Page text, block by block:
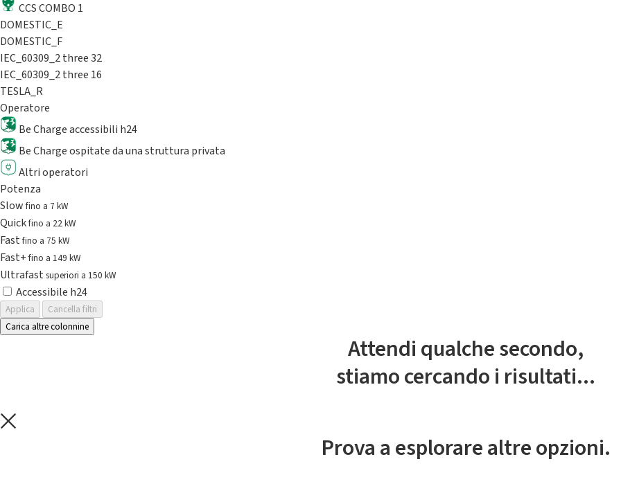
CCS COMBO 1
DOMESTIC_E
DOMESTIC_F
IEC_60309_2 three 32
IEC_60309_2 three 16
TESLA_R
Operatore
Be Charge accessibili h24
Be Charge ospitate da una struttura privata
Altri operatori
Potenza
Slowfino a 7 kW
Quickfino a 22 kW
Fastfino a 75 kW
Fast+fino a 149 kW
Ultrafast superiori a 150 kW
Accessibile h24
Applica
Cancella filtri
Carica altre colonnine
Attendi qualche secondo,
stiamo cercando i risultati...
Prova a esplorare altre opzioni.